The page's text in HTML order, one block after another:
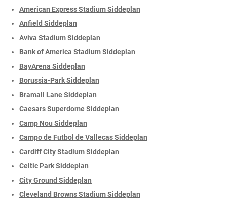
American Express Stadium Siddeplan
Anfield Siddeplan
Aviva Stadium Siddeplan
Bank of America Stadium Siddeplan
BayArena Siddeplan
Borussia-Park Siddeplan
Bramall Lane Siddeplan
Caesars Superdome Siddeplan
Camp Nou Siddeplan
Campo de Futbol de Vallecas Siddeplan
Cardiff City Stadium Siddeplan
Celtic Park Siddeplan
City Ground Siddeplan
Cleveland Browns Stadium Siddeplan